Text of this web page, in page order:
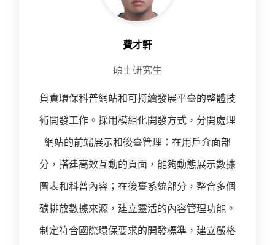
費才軒
碩士研究生
負責環保科普網站和可持續發展平臺的整體技
術開發工作。採用模組化開發方式，分開處理
網站的前端展示和後臺管理：在用戶介面部
分，搭建高效互動的頁面，能夠動態展示數據
圖表和科普內容；在後臺系統部分，整合多個
碳排放數據來源，建立靈活的內容管理功能。
制定符合國際環保要求的開發標準，建立嚴格